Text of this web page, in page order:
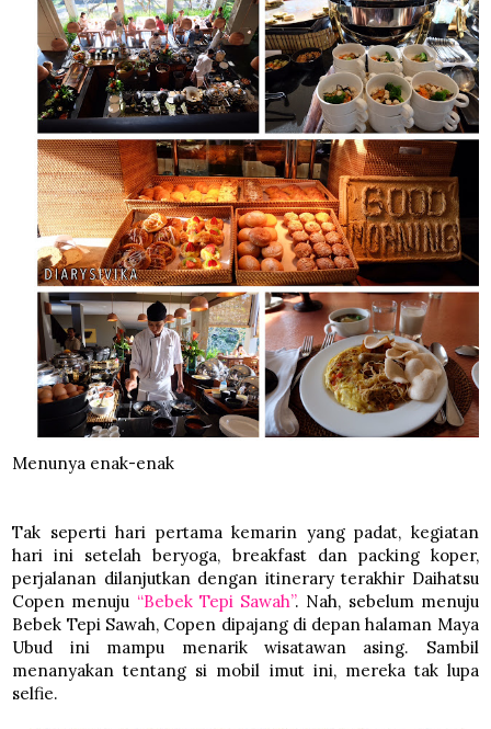
Menunya enak-enak
Tak seperti hari pertama kemarin yang padat, kegiatan
hari ini setelah beryoga, breakfast dan packing koper,
perjalanan dilanjutkan dengan itinerary terakhir Daihatsu
Copen menuju “Bebek Tepi Sawah”. Nah, sebelum menuju
Bebek Tepi Sawah, Copen dipajang di depan halaman Maya
Ubud ini mampu menarik wisatawan asing. Sambil
menanyakan tentang si mobil imut ini, mereka tak lupa
selfie.